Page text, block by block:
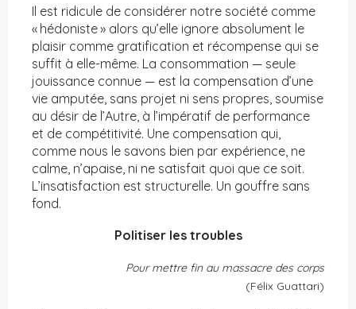
Il est ridicule de considérer notre société comme
« hédoniste » alors qu’elle ignore absolument le
plaisir comme gratification et récompense qui se
suffit à elle-même. La consommation — seule
jouissance connue — est la compensation d’une
vie amputée, sans projet ni sens propres, soumise
au désir de l’Autre, à l’impératif de performance
et de compétitivité. Une compensation qui,
comme nous le savons bien par expérience, ne
calme, n’apaise, ni ne satisfait quoi que ce soit.
L’insatisfaction est structurelle. Un gouffre sans
fond.
Politiser les troubles
Pour mettre fin au massacre des corps
(Félix Guattari)